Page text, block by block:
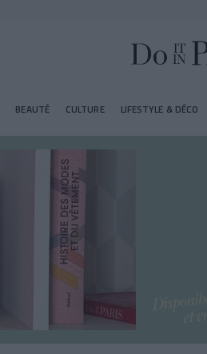
BEAUTÉ CULTURE LIFESTYLE & DÉCO